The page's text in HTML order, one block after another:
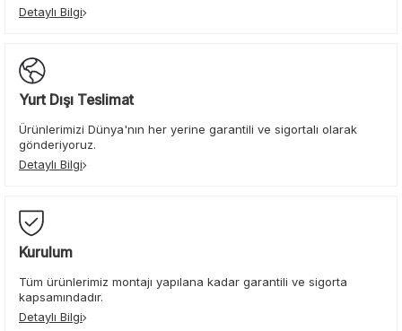
Detaylı Bilgi
Yurt Dışı Teslimat
Ürünlerimizi Dünya'nın her yerine garantili ve sigortalı olarak
gönderiyoruz.
Detaylı Bilgi
Kurulum
Tüm ürünlerimiz montajı yapılana kadar garantili ve sigorta
kapsamındadır.
Detaylı Bilgi